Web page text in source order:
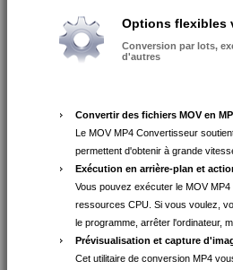
Options flexibles
Conversion par lots,
d'autres
Convertir des fichiers MOV en
Le MOV MP4 Convertisseur
permettent d'obtenir à grande
Exécution en arrière-plan et
Vous pouvez exécuter le MOV
ressources CPU. Si vous voulez,
le programme, arrêter l'ordinateur,
Prévisualisation et capture
Cet utilitaire de conversion MP4